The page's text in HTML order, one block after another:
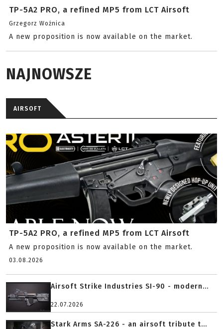
TP-5A2 PRO, a refined MP5 from LCT Airsoft
Grzegorz Woźnica
A new proposition is now available on the market.
NAJNOWSZE
AIRSOFT
TP-5A2 PRO, a refined MP5 from LCT Airsoft
A new proposition is now available on the market.
03.08.2026
Airsoft Strike Industries SI-90 - modern...
22.07.2026
Stark Arms SA-226 - an airsoft tribute t...